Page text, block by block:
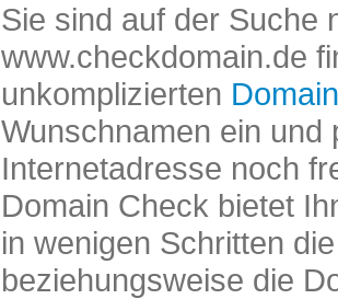
Sie sind auf der Suche
www.checkdomain.de
unkomplizierten
Wunschnamen ein und
Internetadresse noch
Domain Check bietet
in wenigen Schritten
beziehungsweise die